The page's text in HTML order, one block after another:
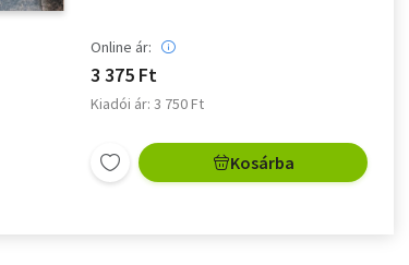
Online ár:
3 375 Ft
Kiadói ár: 3 750 Ft
Kosárba